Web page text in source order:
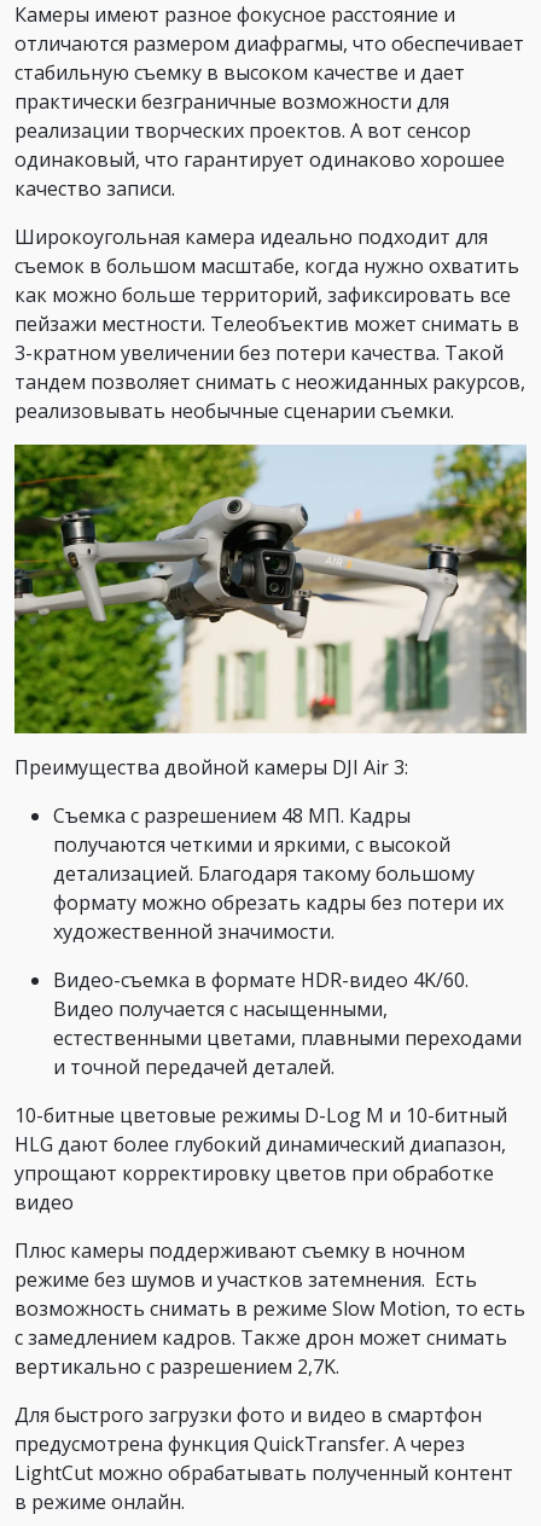
Камеры имеют разное фокусное расстояние и
отличаются размером диафрагмы, что обеспечивает
стабильную съемку в высоком качестве и дает
практически безграничные возможности для
реализации творческих проектов. А вот сенсор
одинаковый, что гарантирует одинаково хорошее
качество записи.
Широкоугольная камера идеально подходит для
съемок в большом масштабе, когда нужно охватить
как можно больше территорий, зафиксировать все
пейзажи местности. Телеобъектив может снимать в
3-кратном увеличении без потери качества. Такой
тандем позволяет снимать с неожиданных ракурсов,
реализовывать необычные сценарии съемки.
Преимущества двойной камеры DJI Air 3:
Съемка с разрешением 48 МП. Кадры
получаются четкими и яркими, с высокой
детализацией. Благодаря такому большому
формату можно обрезать кадры без потери их
художественной значимости.
Видео-съемка в формате HDR-видео 4K/60.
Видео получается с насыщенными,
естественными цветами, плавными переходами
и точной передачей деталей.
10-битные цветовые режимы D-Log M и 10-битный
HLG дают более глубокий динамический диапазон,
упрощают корректировку цветов при обработке
видео
Плюс камеры поддерживают съемку в ночном
режиме без шумов и участков затемнения. Есть
возможность снимать в режиме Slow Motion, то есть
с замедлением кадров. Также дрон может снимать
вертикально с разрешением 2,7K.
Для быстрого загрузки фото и видео в смартфон
предусмотрена функция QuickTransfer. А через
LightCut можно обрабатывать полученный контент
в режиме онлайн.